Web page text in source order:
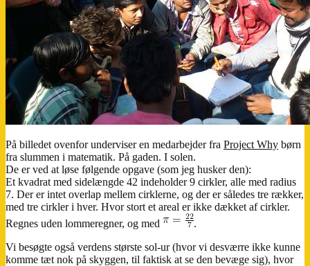
På billedet ovenfor underviser en medarbejder fra Project Why børn
fra slummen i matematik. På gaden. I solen.
De er ved at løse følgende opgave (som jeg husker den):
Et kvadrat med sidelængde 42 indeholder 9 cirkler, alle med radius
7. Der er intet overlap mellem cirklerne, og der er således tre rækker,
med tre cirkler i hver. Hvor stort et areal er ikke dækket af cirkler.
Regnes uden lommeregner, og med
.
Vi besøgte også verdens største sol-ur (hvor vi desværre ikke kunne
komme tæt nok på skyggen, til faktisk at se den bevæge sig), hvor